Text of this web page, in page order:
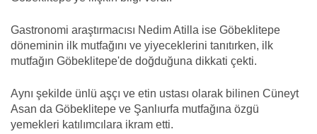
Gastronomi araştırmacısı Nedim Atilla ise Göbeklitepe
döneminin ilk mutfağını ve yiyeceklerini tanıtırken, ilk
mutfağın Göbeklitepe'de doğduğuna dikkati çekti.
Aynı şekilde ünlü aşçı ve etin ustası olarak bilinen Cüneyt
Asan da Göbeklitepe ve Şanlıurfa mutfağına özgü
yemekleri katılımcılara ikram etti.